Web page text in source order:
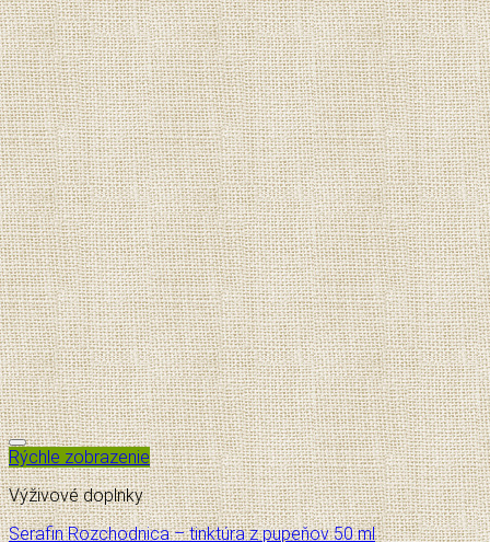
Pridať do zoznamu želaní
Rýchle zobrazenie
Výživové doplnky
Serafin Rozchodnica – tinktúra z pupeňov 50 ml